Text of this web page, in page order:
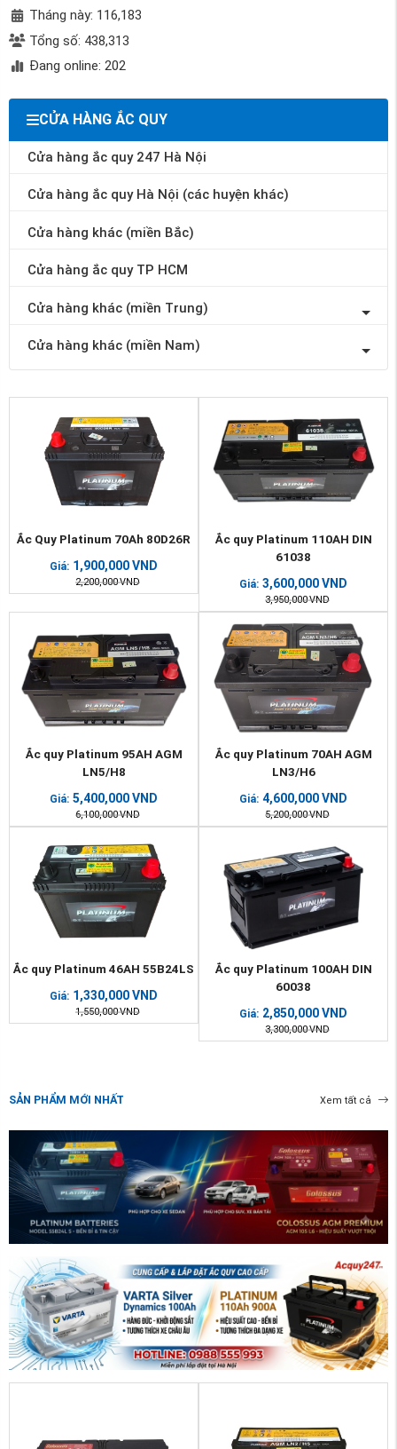
Tháng này: 116,183
Tổng số: 438,313
Đang online: 202
CỬA HÀNG ẮC QUY
Cửa hàng ắc quy 247 Hà Nội
Cửa hàng ắc quy Hà Nội (các huyện khác)
Cửa hàng khác (miền Bắc)
Cửa hàng ắc quy TP HCM
Cửa hàng khác (miền Trung)
Cửa hàng khác (miền Nam)
Ắc Quy Platinum 70Ah 80D26R
Giá: 1,900,000VND
2,200,000 VND
Ắc quy Platinum 110AH DIN
61038
Giá: 3,600,000VND
3,950,000 VND
Ắc quy Platinum 95AH AGM
LN5/H8
Giá: 5,400,000VND
6,100,000 VND
Ắc quy Platinum 70AH AGM
LN3/H6
Giá: 4,600,000VND
5,200,000 VND
Ắc quy Platinum 46AH 55B24LS
Giá: 1,330,000VND
1,550,000 VND
Ắc quy Platinum 100AH DIN
60038
Giá: 2,850,000VND
3,300,000 VND
SẢN PHẨM MỚI NHẤT Xem tất cả